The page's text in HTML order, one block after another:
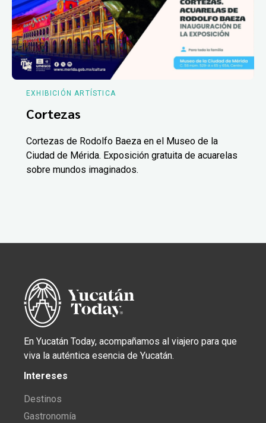
EXHIBICIÓN ARTÍSTICA
Cortezas
Cortezas de Rodolfo Baeza en el Museo de la
Ciudad de Mérida. Exposición gratuita de acuarelas
sobre mundos imaginados.
En Yucatán Today, acompañamos al viajero para que
viva la auténtica esencia de Yucatán.
Intereses
Destinos
Gastronomía